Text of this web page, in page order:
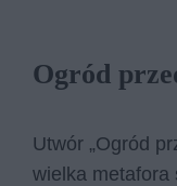
Ogród
Utwór „Ogród
wielka metafora